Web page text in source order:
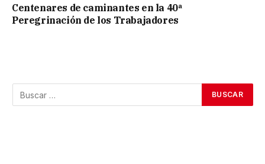
Centenares de caminantes en la 40ª
Peregrinación de los Trabajadores